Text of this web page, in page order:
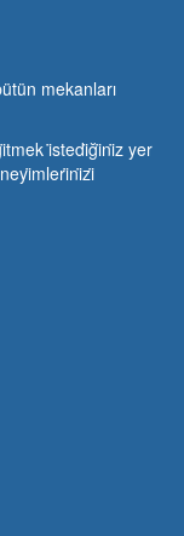
mekanları
i̇stedi̇ği̇ni̇z yer